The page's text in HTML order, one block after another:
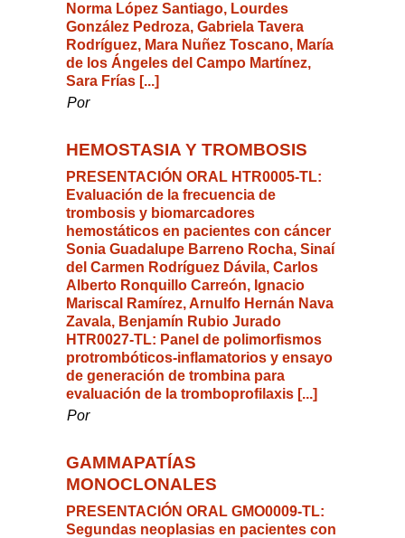
Norma López Santiago, Lourdes
González Pedroza, Gabriela Tavera
Rodríguez, Mara Nuñez Toscano, María
de los Ángeles del Campo Martínez,
Sara Frías [...]
Por
HEMOSTASIA Y TROMBOSIS
PRESENTACIÓN ORAL HTR0005-TL:
Evaluación de la frecuencia de
trombosis y biomarcadores
hemostáticos en pacientes con cáncer
Sonia Guadalupe Barreno Rocha, Sinaí
del Carmen Rodríguez Dávila, Carlos
Alberto Ronquillo Carreón, Ignacio
Mariscal Ramírez, Arnulfo Hernán Nava
Zavala, Benjamín Rubio Jurado
HTR0027-TL: Panel de polimorfismos
protrombóticos-inflamatorios y ensayo
de generación de trombina para
evaluación de la tromboprofilaxis [...]
Por
GAMMAPATÍAS
MONOCLONALES
PRESENTACIÓN ORAL GMO0009-TL:
Segundas neoplasias en pacientes con